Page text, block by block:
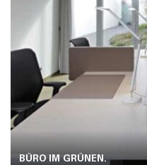
BÜRO IM GRÜNEN.